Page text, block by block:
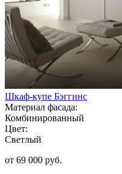
Шкаф-купе Бэггинс
Материал фасада:
Комбинированный
Цвет:
Светлый
от 69 000 руб.